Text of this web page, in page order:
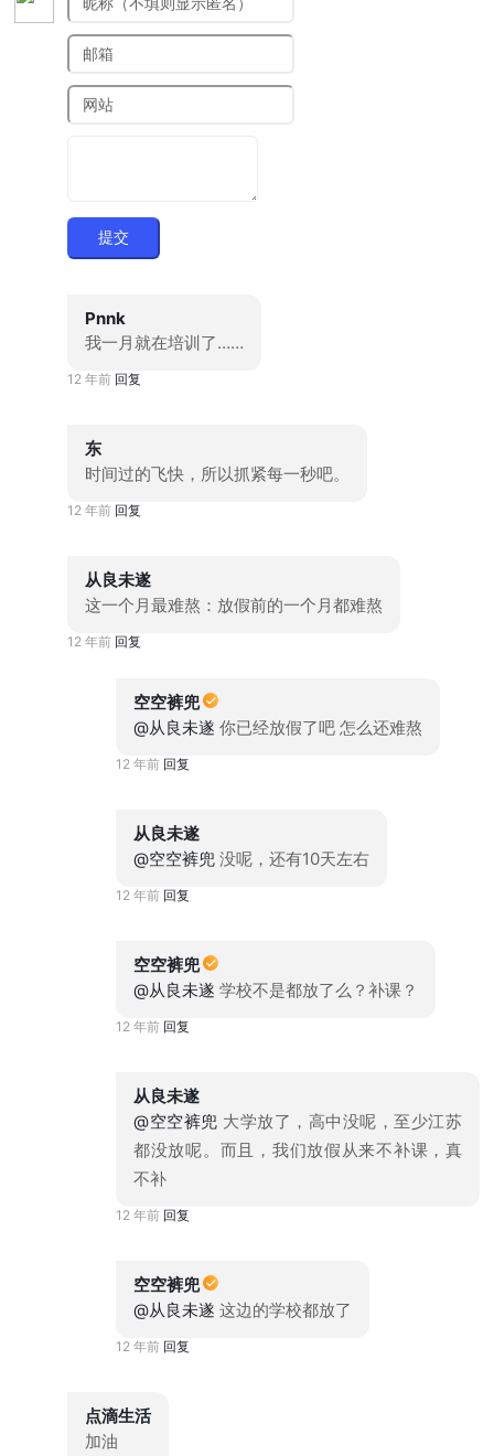
提交
Pnnk
我一月就在培训了……
12 年前 回复
东
时间过的飞快，所以抓紧每一秒吧。
12 年前 回复
从良未遂
这一个月最难熬：放假前的一个月都难熬
12 年前 回复
空空裤兜
@从良未遂 你已经放假了吧 怎么还难熬
12 年前 回复
从良未遂
@空空裤兜 没呢，还有10天左右
12 年前 回复
空空裤兜
@从良未遂 学校不是都放了么？补课？
12 年前 回复
从良未遂
@空空裤兜 大学放了，高中没呢，至少江苏
都没放呢。而且，我们放假从来不补课，真
不补
12 年前 回复
空空裤兜
@从良未遂 这边的学校都放了
12 年前 回复
点滴生活
加油